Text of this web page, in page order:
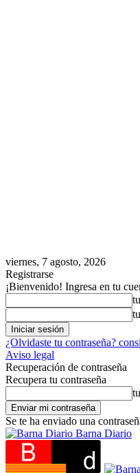
viernes, 7 agosto, 2026
Registrarse
¡Bienvenido! Ingresa en tu
¿Olvidaste tu contraseña?
Aviso legal
Recuperación de contraseña
Recupera tu contraseña
Se te ha enviado una
Barna Diario